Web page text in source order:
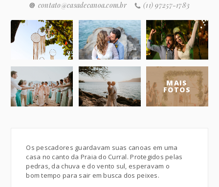
contato@casadecanoa.com.br (11) 97257-1783
MAIS
FOTOS
Os pescadores guardavam suas canoas em uma
casa no canto da Praia do Curral. Protegidos pelas
pedras, da chuva e do vento sul, esperavam o
bom tempo para sair em busca dos peixes.